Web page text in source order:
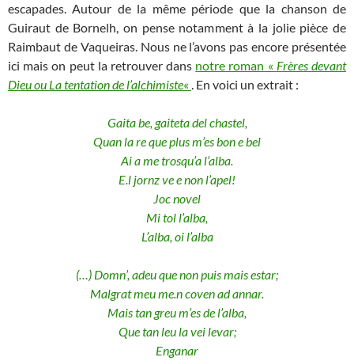
escapades. Autour de la même période que la chanson de
Guiraut de Bornelh, on pense notamment à la jolie pièce de
Raimbaut de Vaqueiras. Nous ne l’avons pas encore présentée
ici mais on peut la retrouver dans notre roman « Frères devant
Dieu ou La tentation de l’alchimiste« . En voici un extrait :
Gaita be, gaiteta del chastel,
Quan la re que plus m’es bon e bel
Ai a me trosqu’a l’alba.
E.l jornz ve e non l’apel!
Joc novel
Mi tol l’alba,
L’alba, oi l’alba
(…) Domn’, adeu que non puis mais estar;
Malgrat meu me.n coven ad annar.
Mais tan greu m’es de l’alba,
Que tan leu la vei levar;
Enganar